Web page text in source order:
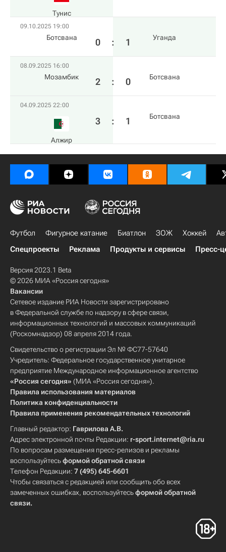
Тунис
09.10.2025 19:00
Ботсвана 0 : 1 Уганда
08.09.2025 16:00
Мозамбик 2 : 0 Ботсвана
04.09.2025 22:00
Алжир
3 : 1 Ботсвана
Футбол Фигурное катание Биатлон ЗОЖ Хоккей
Спецпроекты
Реклама Продукты и сервисы Пресс-
Версия 2023.1 Beta
© 2026 МИА «Россия сегодня»
Вакансии
Сетевое издание РИА Новости зарегистрировано
в Федеральной службе по надзору в сфере связи,
информационных технологий и массовых коммуникаций
(Роскомнадзор) 08 апреля 2014 года.
Свидетельство о регистрации Эл № ФС77-57640
Учредитель: Федеральное государственное унитарное
предприятие Международное информационное агентство
«Россия сегодня» (МИА «Россия сегодня»).
Правила использования материалов
Политика конфиденциальности
Правила применения рекомендательных технологий
Главный редактор: Гаврилова А.В.
Адрес электронной почты Редакции: r-sport.internet@ria.ru
По вопросам размещения пресс-релизов и рекламы
воспользуйтесьформой обратной связи
Телефон Редакции: 7 (495) 645-6601
Чтобы связаться с редакцией или сообщить обо всех
замеченных ошибках, воспользуйтесьформой обратной
связи.